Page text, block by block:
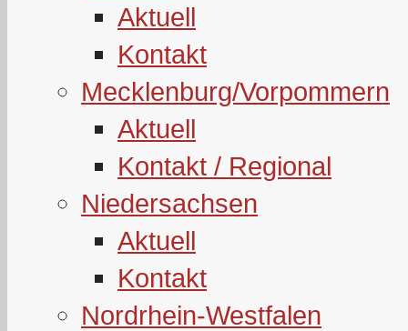
Aktuell
Kontakt
Mecklenburg/Vorpommern
Aktuell
Kontakt / Regional
Niedersachsen
Aktuell
Kontakt
Nordrhein-Westfalen